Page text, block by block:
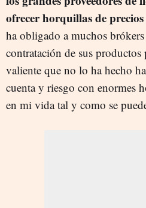
ofrecer horquillas de precios
ha obligado a muchos brókers
contratación de sus
valiente que no lo ha hecho
cuenta y riesgo con enormes
en mi vida tal y como se